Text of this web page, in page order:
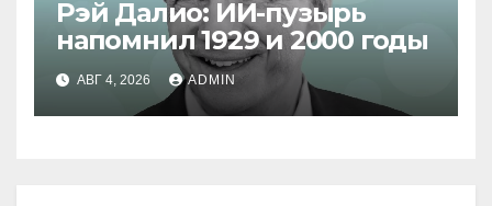
Рэй Далио: ИИ-пузырь
напомнил 1929 и 2000 годы
АВГ 4, 2026 ADMIN